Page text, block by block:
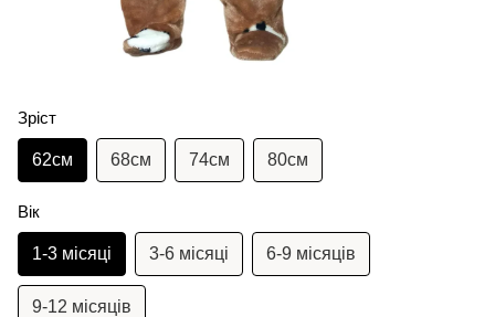
Зріст
62см 68см 74см 80см
Вік
1-3 місяці 3-6 місяці 6-9 місяців
9-12 місяців